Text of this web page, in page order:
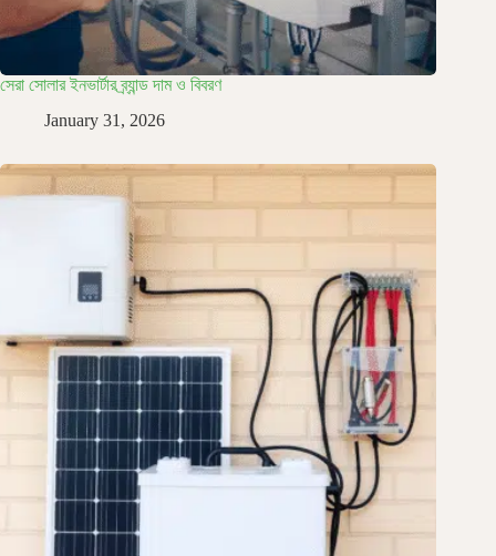
সেরা সোলার ইনভার্টার ব্র্যান্ড দাম ও বিবরণ
January 31, 2026